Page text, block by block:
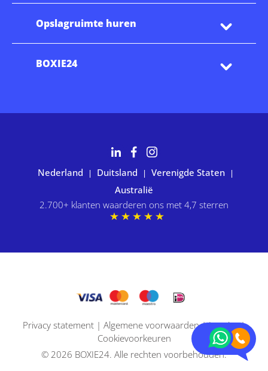
Opslagruimte huren
BOXIE24
Nederland | Duitsland | Verenigde Staten |
Australië
2.700+ klanten waarderen ons met 4,7 sterren
Privacy statement | Algemene voorwaarden|Imprint|
Cookievoorkeuren
© 2026 BOXIE24. Alle rechten voorbehouden.